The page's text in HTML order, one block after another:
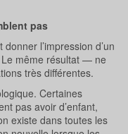
pas
l’impression d’un
Le même résultat — ne
très différentes.
Certaines
pas avoir d’enfant,
existe dans toutes les